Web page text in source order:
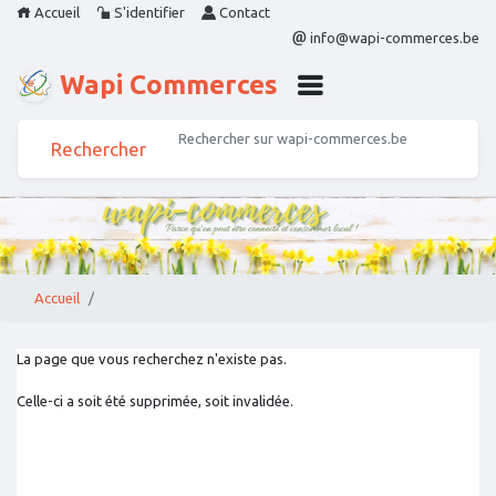
Accueil S'identifier
Contact
info@wapi-commerces.be
Wapi Commerces
Accueil
La page que vous recherchez n'existe pas.
Celle-ci a soit été supprimée, soit invalidée.